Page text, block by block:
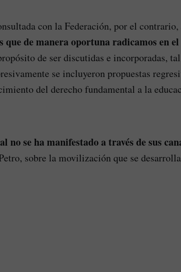
con la Federación, por el contrario,
que de manera oportuna radicamos en el
de ser discutidas e incorporadas,
se incluyeron propuestas
del derecho fundamental a la
no se ha manifestado a través de sus
sobre la movilización que se